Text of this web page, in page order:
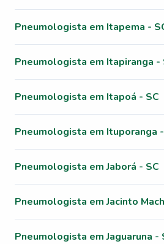
Pneumologista em Itapema -
Pneumologista em Itapiranga -
Pneumologista em Itapoá - SC
Pneumologista em Ituporanga
Pneumologista em Jaborá - SC
Pneumologista em Jacinto
Pneumologista em Jaguaruna -